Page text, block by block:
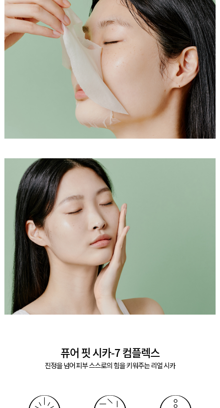
퓨어 핏 시카-7 컴플렉스
진정을 넘어 피부 스스로의 힘을 키워주는 리얼 시카